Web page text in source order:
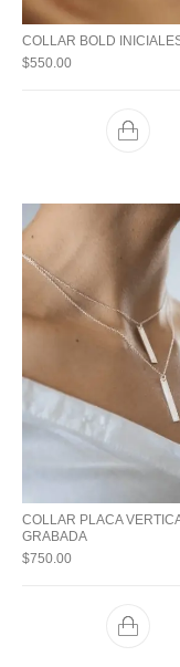
COLLAR BOLD
$550.00
COLLAR PLACA
GRABADA
$750.00